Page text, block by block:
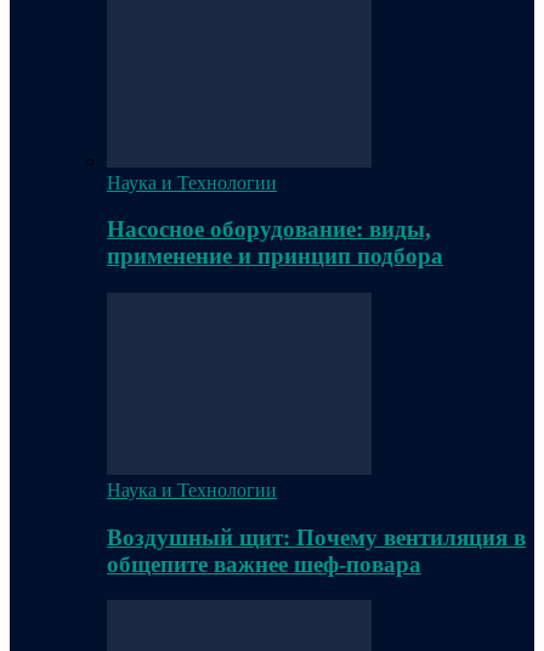
Наука и Технологии
Насосное оборудование: виды,
применение и принцип подбора
Наука и Технологии
Воздушный щит: Почему вентиляция в
общепите важнее шеф-повара